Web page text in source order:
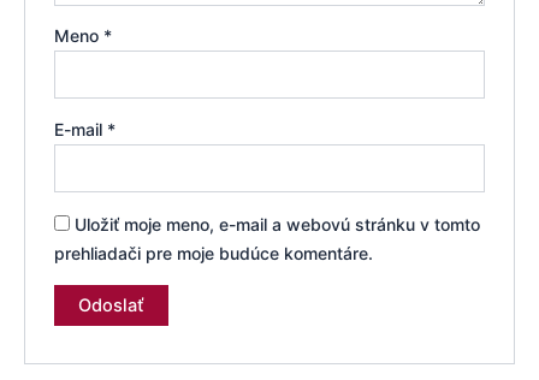
Meno *
E-mail *
Uložiť moje meno, e-mail a webovú stránku v tomto
prehliadači pre moje budúce komentáre.